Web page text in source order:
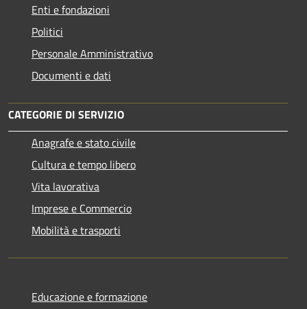
Enti e fondazioni
Politici
Personale Amministrativo
Documenti e dati
CATEGORIE DI SERVIZIO
Anagrafe e stato civile
Cultura e tempo libero
Vita lavorativa
Imprese e Commercio
Mobilità e trasporti
Educazione e formazione